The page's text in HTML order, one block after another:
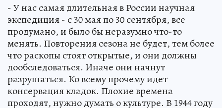
- У нас самая длительная в России научная
экспедиция - с 30 мая по 30 сентября, все
продумано, и было бы неразумно что-то
менять. Повторения сезона не будет, тем более
что раскопы стоят открытые, и они должны
дообследоваться. Иначе они начнут
разрушаться. Ко всему прочему идет
консервация кладок. Плохие времена
проходят, нужно думать о культуре. В 1944 году